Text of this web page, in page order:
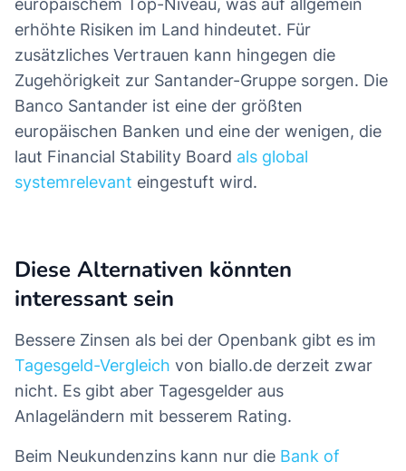
europäischem Top-Niveau, was auf allgemein
erhöhte Risiken im Land hindeutet. Für
zusätzliches Vertrauen kann hingegen die
Zugehörigkeit zur Santander-Gruppe sorgen. Die
Banco Santander ist eine der größten
europäischen Banken und eine der wenigen, die
laut Financial Stability Board als global
systemrelevant eingestuft wird.
Diese Alternativen könnten
interessant sein
Bessere Zinsen als bei der Openbank gibt es im
Tagesgeld-Vergleich von biallo.de derzeit zwar
nicht. Es gibt aber Tagesgelder aus
Anlageländern mit besserem Rating.
Beim Neukundenzins kann nur die Bank of